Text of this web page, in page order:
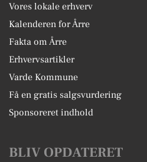
Vores lokale erhverv
Kalenderen for Årre
Fakta om Årre
Erhvervsartikler
Varde Kommune
Få en gratis salgsvurdering
Sponsoreret indhold
BLIV OPDATERET